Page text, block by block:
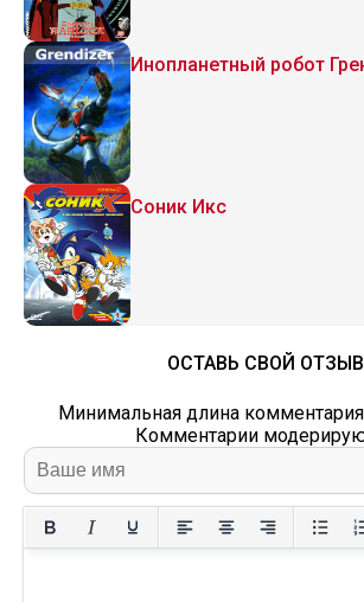
Инопланетный робот
Соник Икс
ОСТАВЬ СВОЙ ОТЗЫВ
Минимальная длина
Комментарии